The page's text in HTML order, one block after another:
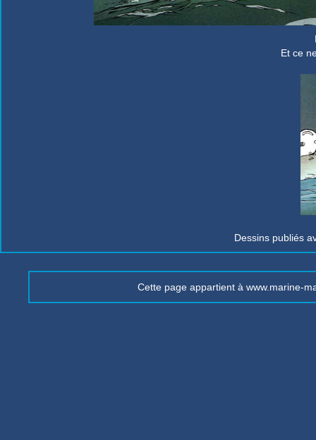
Et ce
Dessins publiés
Cette page appartient à www.marine-